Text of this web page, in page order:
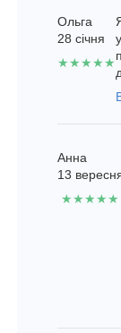
Ольга
28 січня
★★★★★
Анна
13
★★★★★